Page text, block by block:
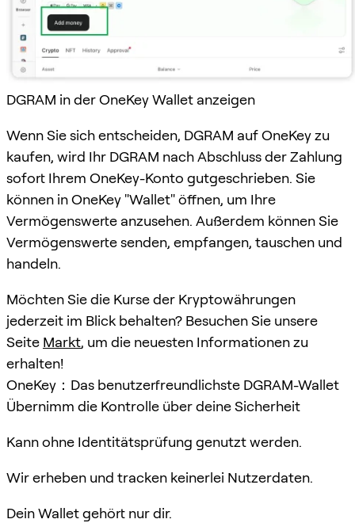
DGRAM in der OneKey Wallet anzeigen
Wenn Sie sich entscheiden, DGRAM auf OneKey zu
kaufen, wird Ihr DGRAM nach Abschluss der Zahlung
sofort Ihrem OneKey-Konto gutgeschrieben. Sie
können in OneKey "Wallet" öffnen, um Ihre
Vermögenswerte anzusehen. Außerdem können Sie
Vermögenswerte senden, empfangen, tauschen und
handeln.
Möchten Sie die Kurse der Kryptowährungen
jederzeit im Blick behalten? Besuchen Sie unsere
Seite Markt, um die neuesten Informationen zu
erhalten!
OneKey：Das benutzerfreundlichste DGRAM-Wallet
Übernimm die Kontrolle über deine Sicherheit
Kann ohne Identitätsprüfung genutzt werden.
Wir erheben und tracken keinerlei Nutzerdaten.
Dein Wallet gehört nur dir.